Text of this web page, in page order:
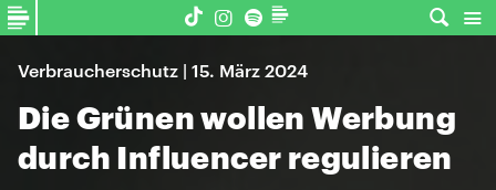
Verbraucherschutz | 15. März 2024
Die Grünen wollen Werbung
durch Influencer regulieren